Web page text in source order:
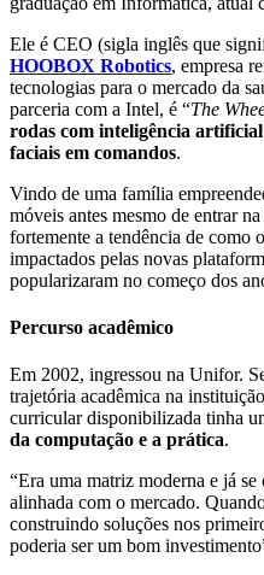
Ele é CEO (sigla inglês que
HOOBOX Robotics, empresa
tecnologias para o mercado da
parceria com a Intel, é “The
rodas com inteligência
faciais em comandos.
Vindo de uma família
móveis antes mesmo de entrar
fortemente a tendência de como
impactados pelas novas
popularizaram no começo dos
Percurso acadêmico
Em 2002, ingressou na Unifor.
trajetória acadêmica na
curricular disponibilizada tinha
da computação e a prática.
“Era uma matriz moderna e já
alinhada com o mercado.
construindo soluções nos
poderia ser um bom